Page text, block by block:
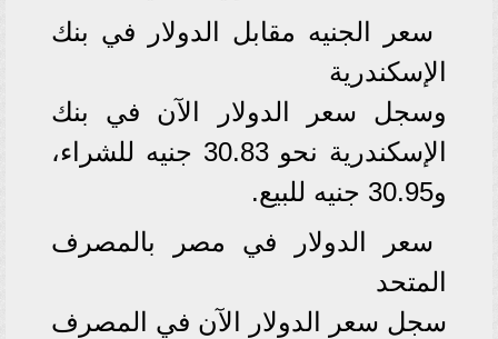
سعر الجنيه مقابل الدولار في بنك
الإسكندرية
وسجل سعر الدولار الآن في بنك
الإسكندرية نحو 30.83 جنيه للشراء،
و30.95 جنيه للبيع.
سعر الدولار في مصر بالمصرف
المتحد
سجل سعر الدولار الآن في المصرف